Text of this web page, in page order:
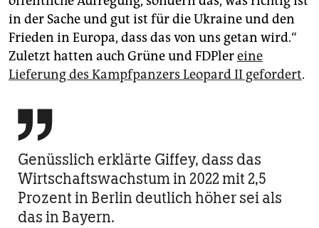
in der Sache und gut ist für die Ukraine und den
Frieden in Europa, dass das von uns getan wird.“
Zuletzt hatten auch Grüne und FDPlereine
Lieferung des Kampfpanzers Leopard II gefordert.

Genüsslich erklärte Giffey, dass das
Wirtschaftswachstum in 2022 mit 2,5
Prozent in Berlin deutlich höher sei als
das in Bayern.